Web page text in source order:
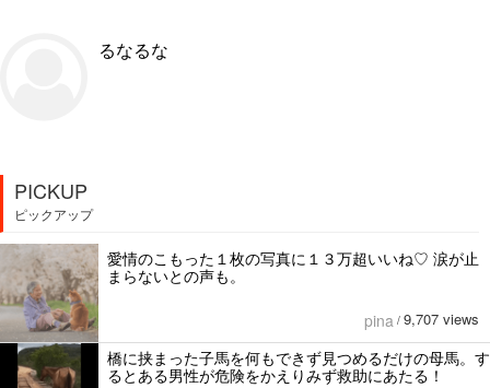
るなるな
PICKUP
ピックアップ
愛情のこもった１枚の写真に１３万超いいね♡ 涙が止
まらないとの声も。
pina / 9,707 views
橋に挟まった子馬を何もできず見つめるだけの母馬。す
るとある男性が危険をかえりみず救助にあたる！